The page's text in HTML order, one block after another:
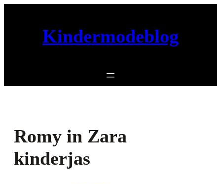
Kindermodeblog
Romy in Zara
kinderjas